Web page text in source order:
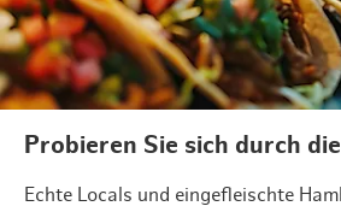
Probieren Sie sich durch
Echte Locals und eingefleischte